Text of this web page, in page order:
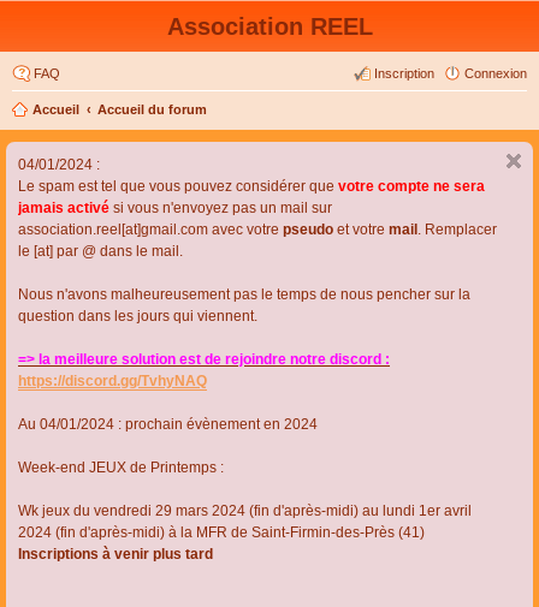
Association REEL
FAQ Connexion
Inscription
Accueil Accueil du forum
04/01/2024 :
Le spam est tel que vous pouvez considérer que votre compte ne sera
jamais activé si vous n'envoyez pas un mail sur
association.reel[at]gmail.com avec votre pseudo et votre mail . Remplacer
le [at] par @ dans le mail.
Nous n'avons malheureusement pas le temps de nous pencher sur la
question dans les jours qui viennent.
=> la meilleure solution est de rejoindre notre discord :
https://discord.gg/TvhyNAQ
Au 04/01/2024 : prochain évènement en 2024
Week-end JEUX de Printemps :
Wk jeux du vendredi 29 mars 2024 (fin d'après-midi) au lundi 1er avril
2024 (fin d'après-midi) à la MFR de Saint-Firmin-des-Près (41)
Inscriptions à venir plus tard